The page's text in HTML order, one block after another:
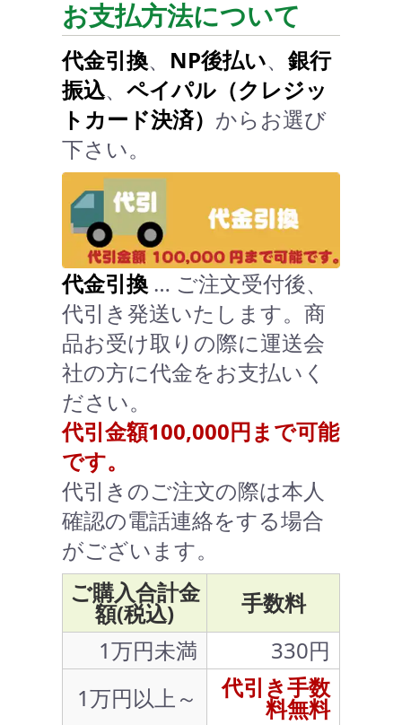
お支払方法について
代金引換、 NP後払い、 銀行
振込、 ペイパル（クレジッ
トカード決済） からお選び
下さい。
代金引換 … ご注文受付後、
代引き発送いたします。商
品お受け取りの際に運送会
社の方に代金をお支払いく
ださい。
代引金額100,000円まで可能
です。
代引きのご注文の際は本人
確認の電話連絡をする場合
がございます。
ご購入合計金
額(税込)
手数料
1万円未満
330円
1万円以上～
代引き手数
料無料